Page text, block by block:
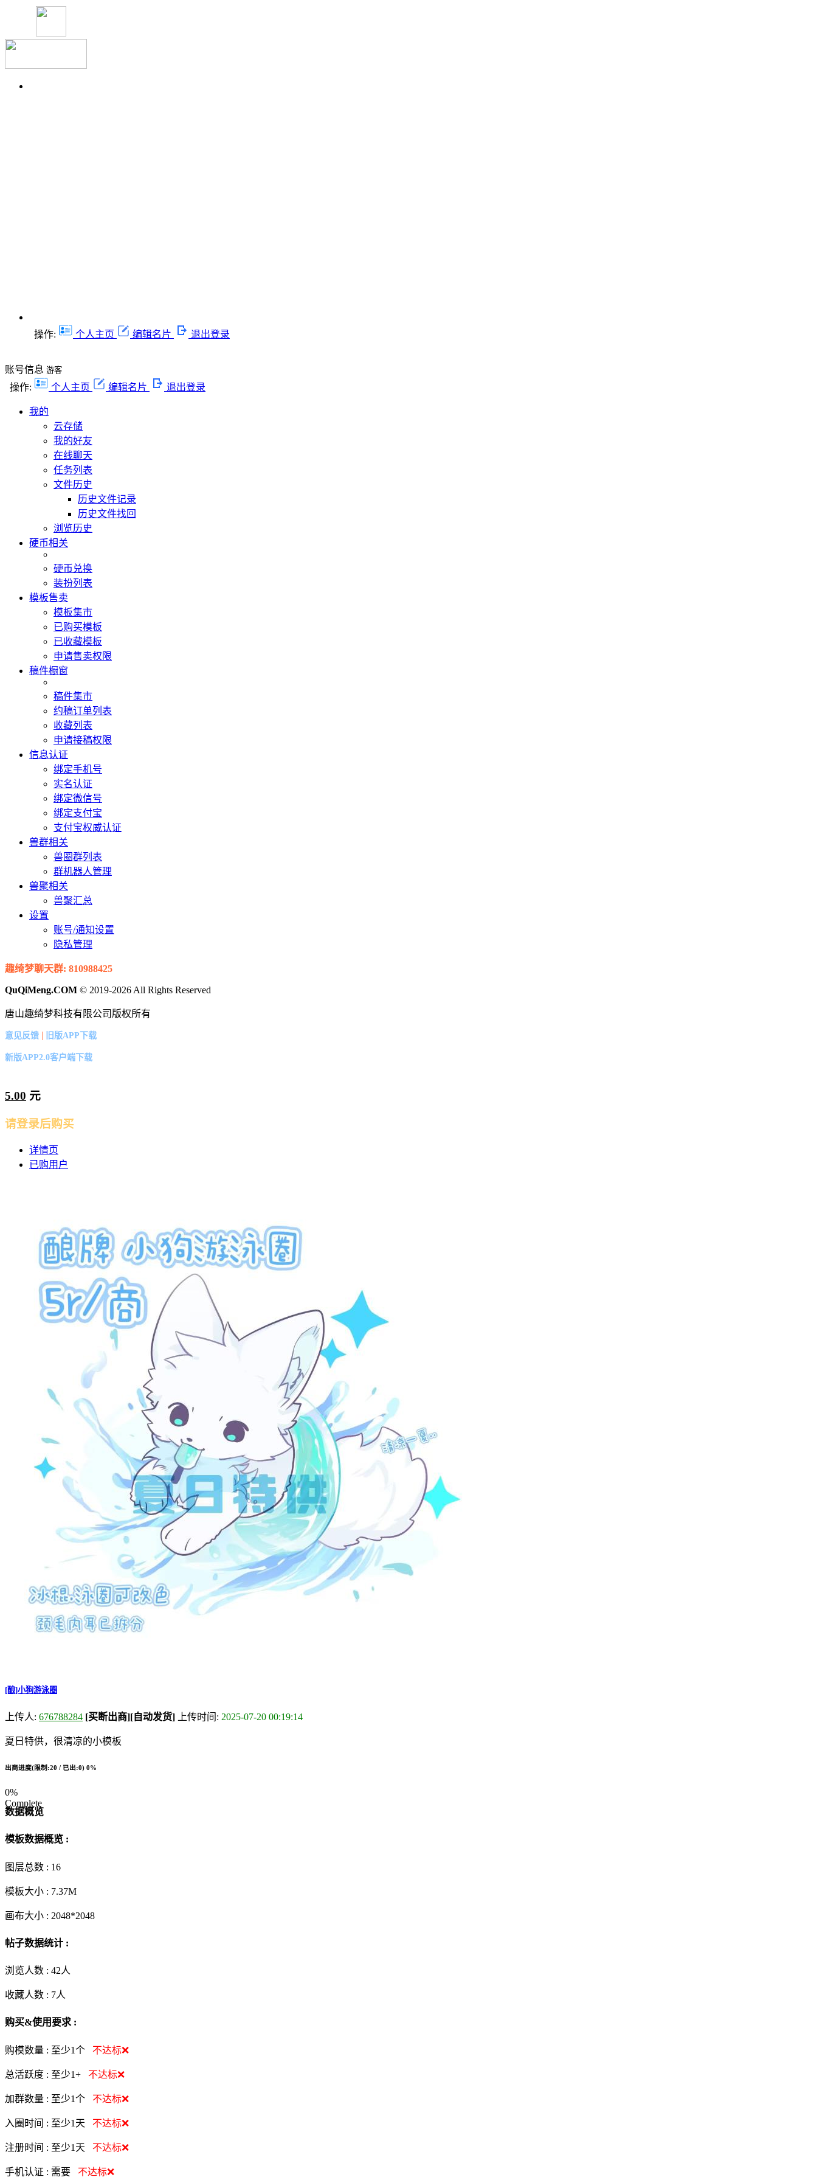
操作: 个人主页 编辑名片 退出登录
账号信息 游客
操作: 个人主页 编辑名片 退出登录
我的
云存储
我的好友
在线聊天
任务列表
文件历史
历史文件记录
历史文件找回
浏览历史
硬币相关
硬币兑换
装扮列表
模板售卖
模板集市
已购买模板
已收藏模板
申请售卖权限
稿件橱窗
稿件集市
约稿订单列表
收藏列表
申请接稿权限
信息认证
绑定手机号
实名认证
绑定微信号
绑定支付宝
支付宝权威认证
兽群相关
兽圈群列表
群机器人管理
兽聚相关
兽聚汇总
设置
账号/通知设置
隐私管理
趣绮梦聊天群: 810988425
QuQiMeng.COM © 2019-2026 All Rights Reserved
唐山趣绮梦科技有限公司版权所有
意见反馈 | 旧版APP下载
新版APP2.0客户端下载
5.00 元
请登录后购买
详情页
已购用户
[酿]小狗游泳圈
上传人: 676788284 [买断出商][自动发货] 上传时间: 2025-07-20 00:19:14
夏日特供，很清凉的小模板
出商进度(限制:20 / 已出:0) 0%
0%
Complete
数据概览
模板数据概览 :
图层总数 : 16
模板大小 : 7.37M
画布大小 : 2048*2048
帖子数据统计 :
浏览人数 : 42人
收藏人数 : 7人
购买&使用要求 :
购模数量 : 至少1个 不达标❌
总活跃度 : 至少1+ 不达标❌
加群数量 : 至少1个 不达标❌
入圈时间 : 至少1天 不达标❌
注册时间 : 至少1天 不达标❌
手机认证 : 需要 不达标❌